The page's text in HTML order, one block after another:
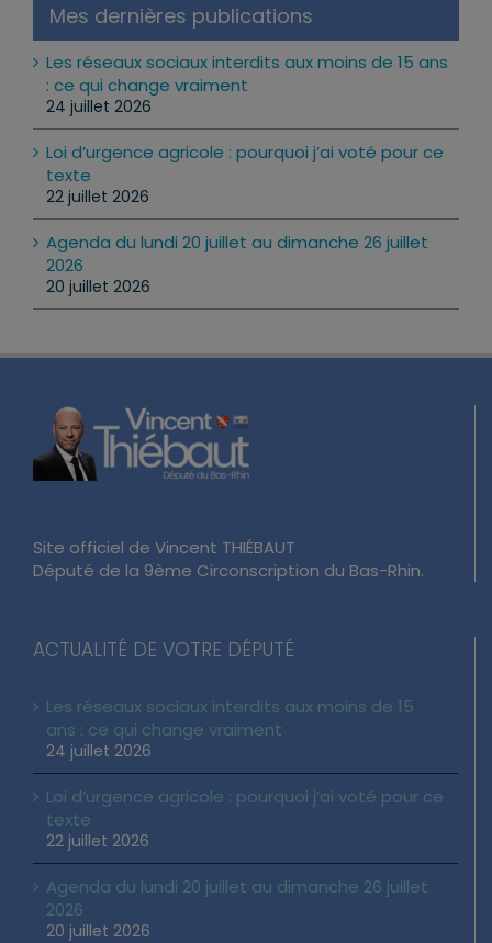
Mes dernières publications
Les réseaux sociaux interdits aux moins de 15 ans
: ce qui change vraiment
24 juillet 2026
Loi d’urgence agricole : pourquoi j’ai voté pour ce
texte
22 juillet 2026
Agenda du lundi 20 juillet au dimanche 26 juillet
2026
20 juillet 2026
Site officiel de Vincent THIÉBAUT
Député de la 9ème Circonscription du Bas-Rhin.
ACTUALITÉ DE VOTRE DÉPUTÉ
Les réseaux sociaux interdits aux moins de 15
ans : ce qui change vraiment
24 juillet 2026
Loi d’urgence agricole : pourquoi j’ai voté pour ce
texte
22 juillet 2026
Agenda du lundi 20 juillet au dimanche 26 juillet
2026
20 juillet 2026